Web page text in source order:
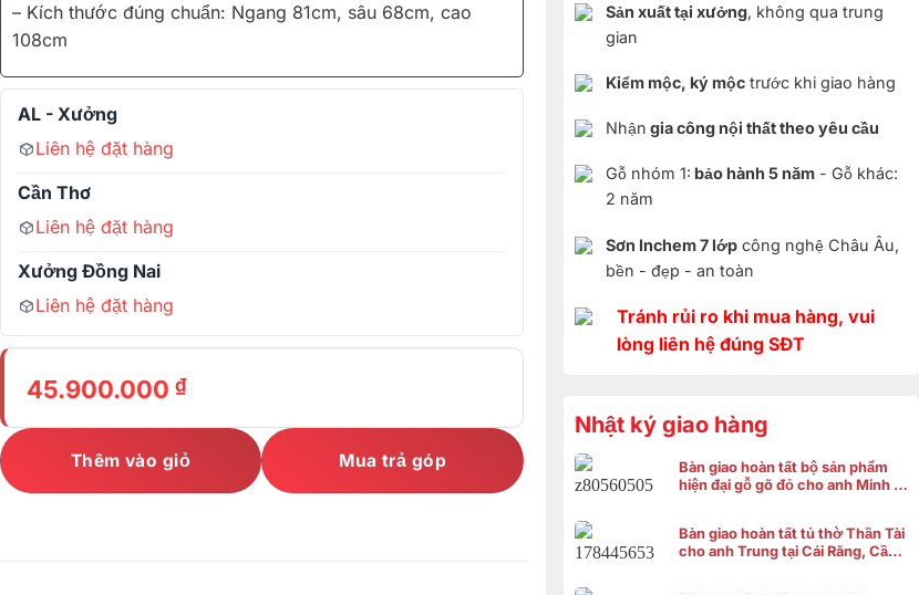
Sản xuất tại xưởng, không qua trung
gian
Kiểm mộc, ký mộctrước khi giao hàng
Nhận gia công nội thất theo yêu cầu
Gỗ nhóm 1: bảo hành 5 năm- Gỗ khác:
2 năm
Sơn Inchem 7 lớpcông nghệ Châu Âu,
bền - đẹp - an toàn
Tránh rủi ro khi mua hàng, vui
lòng liên hệ đúng SĐT
Nhật ký giao hàng
Bàn giao hoàn tất bộ sản phẩm
hiện đại gỗ gõ đỏ cho anh Minh ở
Bàn giao hoàn tất tủ thờ Thần Tài
cho anh Trung tại Cái Răng, Cần
– Kích thước đúng chuẩn: Ngang 81cm, sâu 68cm, cao
108cm
AL - Xưởng
Liên hệ đặt hàng
Cần Thơ
Liên hệ đặt hàng
Xưởng Đồng Nai
Liên hệ đặt hàng
45.900.000 ₫
Thêm vào giỏ Mua trả góp